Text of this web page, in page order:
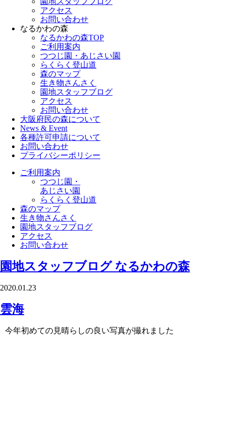
アクセス
お問い合わせ
なるかわの森
なるかわの森TOP
ご利用案内
つつじ園・あじさい園
らくらく登山道
森のマップ
生き物さんさく
園地スタッフブログ
アクセス
お問い合わせ
大阪府民の森について
News & Event
各種許可申請について
お問い合わせ
プライバシーポリシー
ご利用案内
つつじ園・
あじさい園
らくらく登山道
森のマップ
生き物さんさく
園地スタッフブログ
アクセス
お問い合わせ
園地スタッフブログ なるかわの森
2020.01.23
雲海
今年初めての見晴らしの良い写真が撮れました